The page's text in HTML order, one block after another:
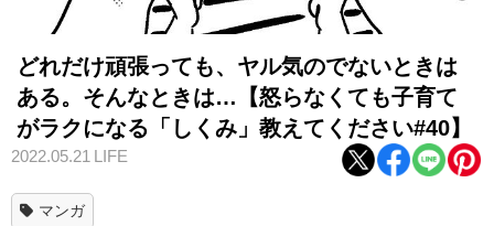
どれだけ頑張っても、ヤル気のでないときは
ある。そんなときは…【怒らなくても子育て
がラクになる「しくみ」教えてください#40】
2022.05.21 LIFE
マンガ